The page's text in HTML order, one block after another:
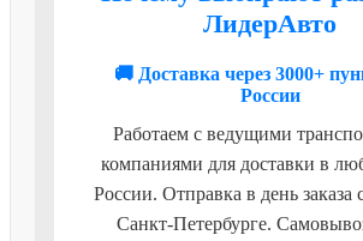
ЛидерАвто
🚚 Доставка через 3000+
России
Работаем с ведущими
компаниями для доставки в
России. Отправка в день заказа
Санкт-Петербурге.